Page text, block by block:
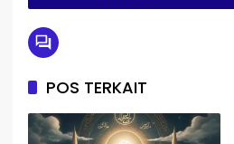
POS TERKAIT